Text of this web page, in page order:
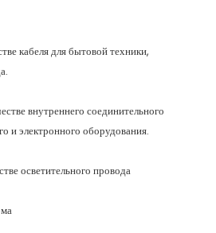
кабеля для бытовой техники,
внутреннего соединительного